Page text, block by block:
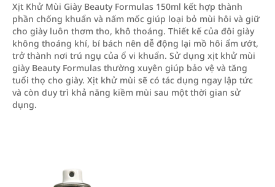
Xịt Khử Mùi Giày Beauty Formulas 150ml kết hợp thành
phần chống khuẩn và nấm mốc giúp loại bỏ mùi hôi và giữ
cho giày luôn thơm tho, khô thoáng. Thiết kế của đôi giày
không thoáng khí, bí bách nên dễ động lại mồ hôi ẩm ướt,
trở thành nơi trú ngụ của ổ vi khuẩn. Sử dụng xịt khử mùi
giày Beauty Formulas thường xuyên giúp bảo vệ và tăng
tuổi thọ cho giày. Xịt khử mùi sẽ có tác dụng ngay lập tức
và còn duy trì khả năng kiềm mùi sau một thời gian sử
dụng.